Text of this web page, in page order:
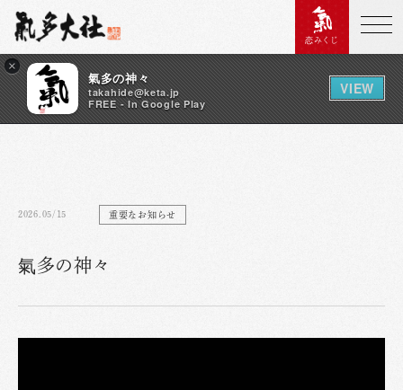
×
氣多の神々
takahide@keta.jp
FREE - In Google Play
VIEW
恋みくじ
2026.05/15 重要なお知らせ
氣多の神々